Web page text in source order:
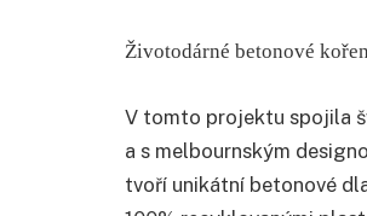
Životodárné betonové
V tomto projektu spojila
a s melbournským
tvoří unikátní betonové